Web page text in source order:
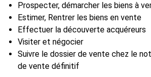
Prospecter, démarcher les biens à
Estimer, Rentrer les biens en vente
Effectuer la découverte acquéreurs
Visiter et négocier
Suivre le dossier de vente chez le
de vente définitif